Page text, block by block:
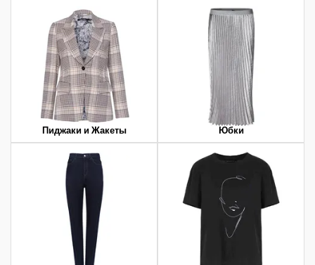
Пиджаки и Жакеты Юбки